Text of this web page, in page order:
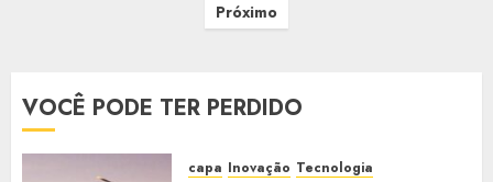
Próximo
VOCÊ PODE TER PERDIDO
capa Inovação Tecnologia